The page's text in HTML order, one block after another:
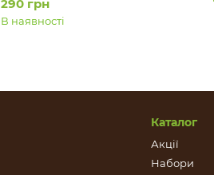
290 грн
В наявності
Каталог
Акції
Набори